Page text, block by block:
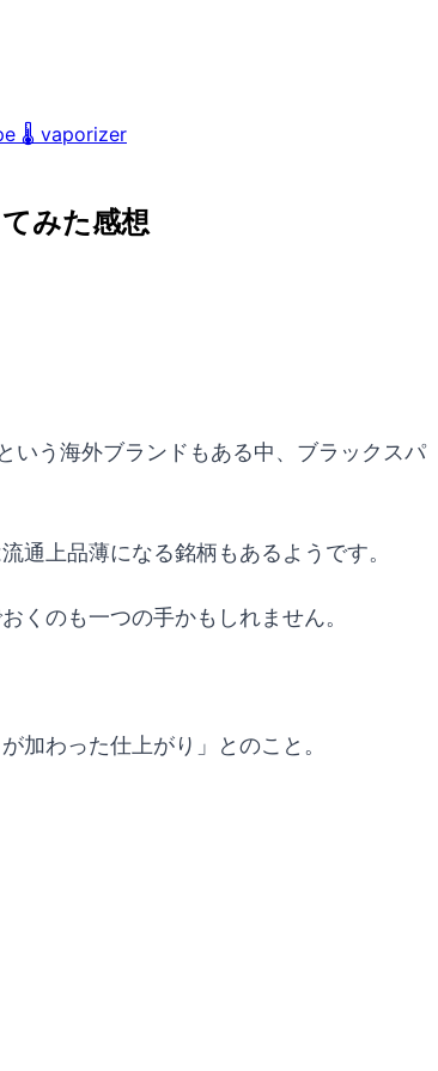
🌡️ vaporizer
みた感想
う海外ブランドもある中、ブラックスパ
通上品薄になる銘柄もあるようです。
くのも一つの手かもしれません。
加わった仕上がり」とのこと。